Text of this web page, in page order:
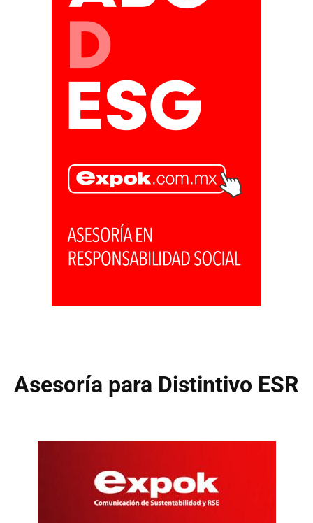
Asesoría para Distintivo ESR